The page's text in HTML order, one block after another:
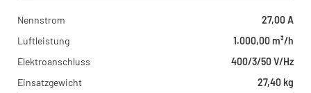
Nennstrom
27,00 A
Luftleistung
1.000,00 m³/h
Elektroanschluss
400/3/50 V/Hz
Einsatzgewicht
27,40 kg